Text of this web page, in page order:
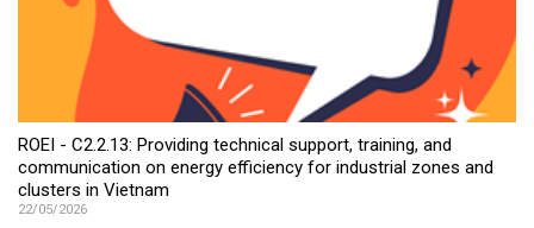
ROEI - C2.2.13: Providing technical support, training, and
communication on energy efficiency for industrial zones and
clusters in Vietnam
22/05/2026